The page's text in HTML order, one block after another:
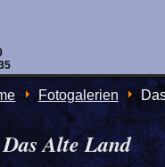
Fotogalerien
Das Alte Land